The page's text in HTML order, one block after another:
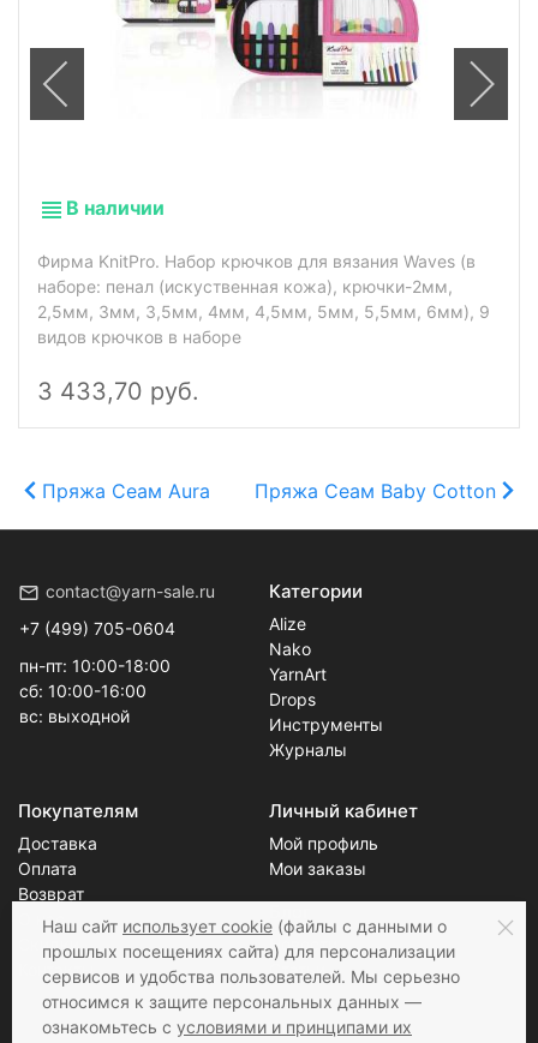
В наличии
Фирма KnitPro. Набор крючков для вязания Waves (в
наборе: пенал (искуственная кожа), крючки-2мм,
2,5мм, 3мм, 3,5мм, 4мм, 4,5мм, 5мм, 5,5мм, 6мм), 9
видов крючков в наборе
3 433,70 руб.
Пряжа Сеам Aura Пряжа Сеам Baby Cotton
contact@yarn-sale.ru
+7 (499) 705-0604
пн-пт: 10:00-18:00
сб: 10:00-16:00
вс: выходной
Категории
Alize
Nako
YarnArt
Drops
Инструменты
Журналы
Покупателям
Доставка
Оплата
Возврат
О нас
Скидки
Контакты
Личный кабинет
Мой профиль
Мои заказы
Новости
Статьи
Наш сайт использует cookie (файлы с данными о
прошлых посещениях сайта) для персонализации
сервисов и удобства пользователей. Мы серьезно
относимся к защите персональных данных —
ознакомьтесь с условиями и принципами их